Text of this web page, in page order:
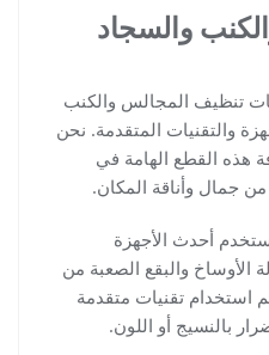
والسجاد
تنظيف المجالس والكنب
والتقنيات المتقدمة. نحن
هذه القطع الهامة في
جمال وأناقة المكان.
أحدث الأجهزة
الأوساخ والبقع الصعبة من
استخدام تقنيات متقدمة
بالنسيج أو اللون.